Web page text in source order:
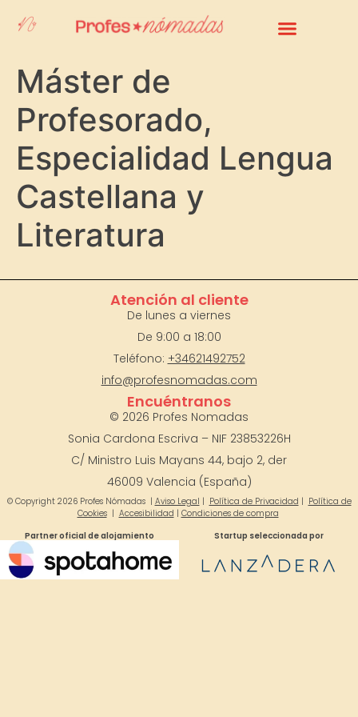
Máster de
Profesorado,
Especialidad Lengua
Castellana y
Literatura
Atención al cliente
De lunes a viernes
De 9:00 a 18:00
Teléfono: +34621492752
info@profesnomadas.com
Encuéntranos
© 2026 Profes Nomadas
Sonia Cardona Escriva – NIF 23853226H
C/ Ministro Luis Mayans 44, bajo 2, der
46009 Valencia (España)
© Copyright 2026 Profes Nómadas | Aviso Legal | Política de Privacidad | Política de
Cookies| Accesibilidad | Condiciones de compra
Partner oficial de alojamiento
Startup seleccionada por